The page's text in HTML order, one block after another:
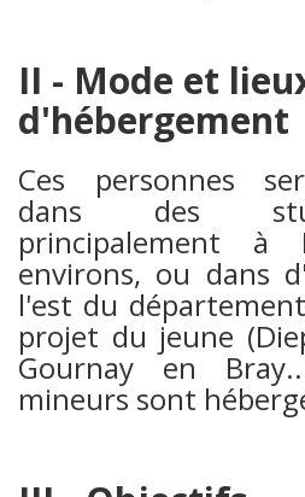
II - Mode et
d'hébergement
Ces personnes
dans des
principalement à
environs, ou dans
l'est du
projet du jeune
Gournay en
mineurs sont